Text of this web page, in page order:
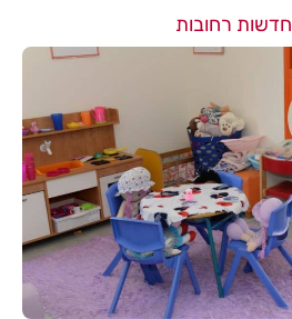
חדשות רחובות